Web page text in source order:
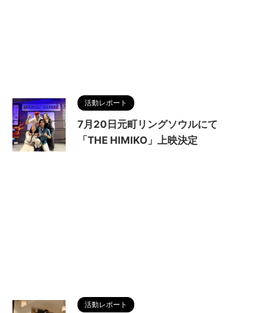
活動レポート
7月20日元町リングソウルにて
「THE HIMIKO」上映決定
活動レポート